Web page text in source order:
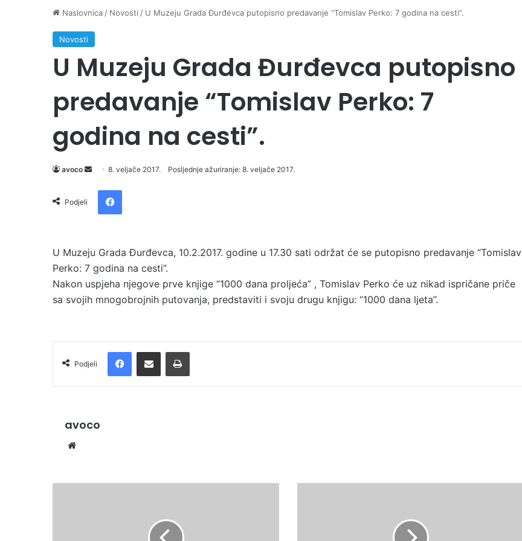
Naslovnica / Novosti / U Muzeju Grada Đurđevca putopisno predavanje “Tomislav Perko: 7 godina na cesti”.
Novosti
U Muzeju Grada Đurđevca putopisno
predavanje “Tomislav Perko: 7
godina na cesti”.
avoco
e
m
a
i
8. veljače 2017. Posljednje ažuriranje: 8. veljače 2017.
Podjeli
U Muzeju Grada Đurđevca, 10.2.2017. godine u 17.30 sati održat će se putopisno predavanje “Tomislav
Perko: 7 godina na cesti”.
Nakon uspjeha njegove prve knjige “1000 dana proljeća” , Tomislav Perko će uz nikad ispričane priče
sa svojih mnogobrojnih putovanja, predstaviti i svoju drugu knjigu: “1000 dana ljeta”.
Podjeli
avoco